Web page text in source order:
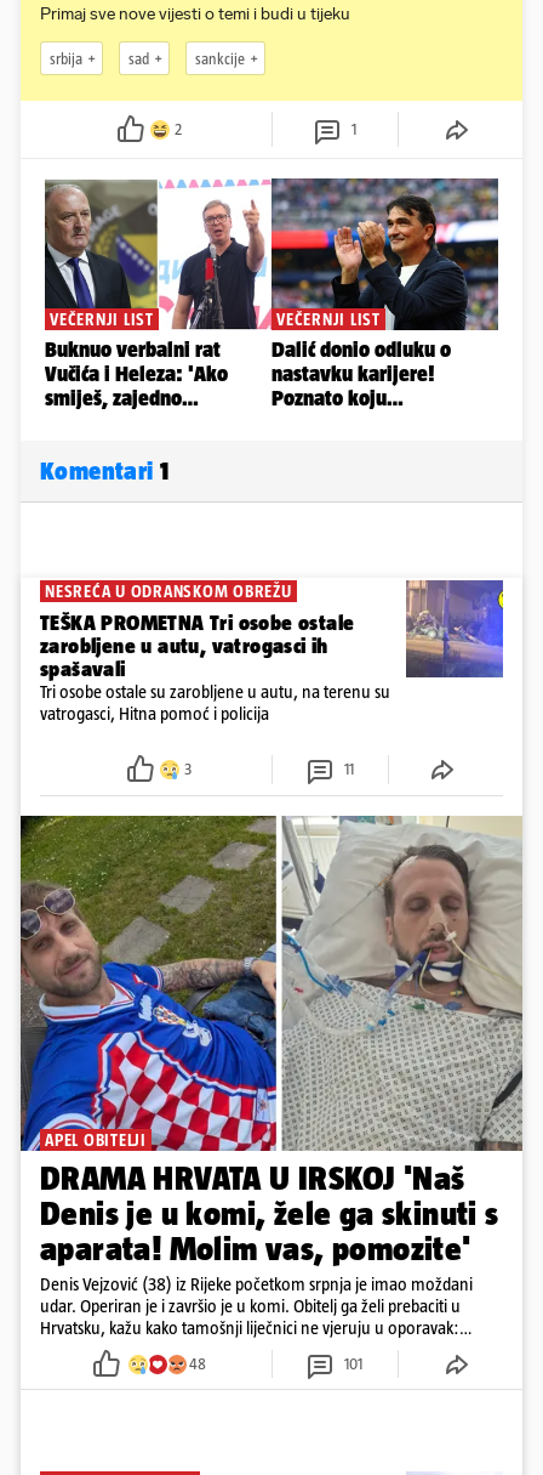
Primaj sve nove vijesti o temi i budi u tijeku
srbija sad sankcije
2 1
Komentari 1
NESREĆA U ODRANSKOM OBREŽU
TEŠKA PROMETNA Tri osobe ostale
zarobljene u autu, vatrogasci ih
spašavali
Tri osobe ostale su zarobljene u autu, na terenu su
vatrogasci, Hitna pomoć i policija
3 11
APEL OBITELJI
DRAMA HRVATA U IRSKOJ 'Naš
Denis je u komi, žele ga skinuti s
aparata! Molim vas, pomozite'
Denis Vejzović (38) iz Rijeke početkom srpnja je imao moždani
udar. Operiran je i završio je u komi. Obitelj ga želi prebaciti u
Hrvatsku, kažu kako tamošnji liječnici ne vjeruju u oporavak:
'Imamo 72 sata'
48 101